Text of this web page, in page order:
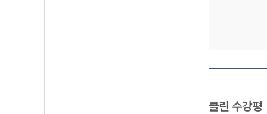
클린 수강평